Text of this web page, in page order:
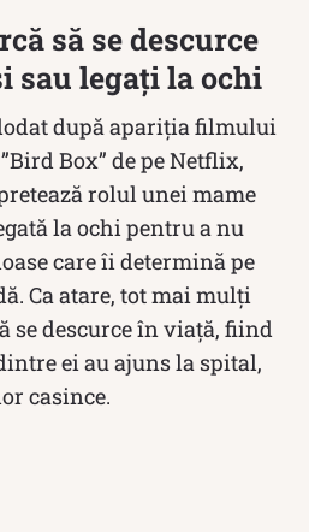
să se descurce
sau legați la ochi
după apariția filmului
Box” de pe Netflix,
rolul unei mame
la ochi pentru a nu
care îi determină pe
Ca atare, tot mai mulți
se descurce în viață, fiind
ei au ajuns la spital,
casince.